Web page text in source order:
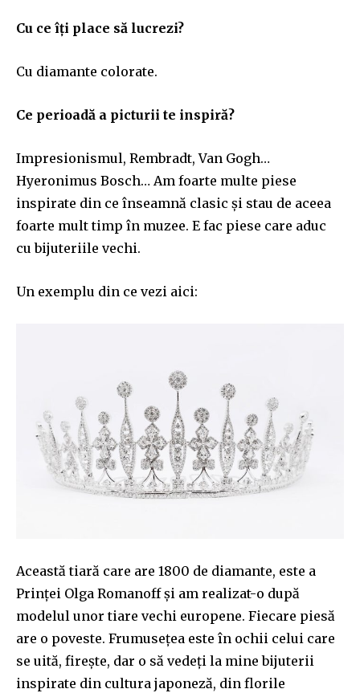
Cu ce îți place să lucrezi?
Cu diamante colorate.
Ce perioadă a picturii te inspiră?
Impresionismul, Rembradt, Van Gogh…
Hyeronimus Bosch… Am foarte multe piese
inspirate din ce înseamnă clasic și stau de aceea
foarte mult timp în muzee. E fac piese care aduc
cu bijuteriile vechi.
Un exemplu din ce vezi aici:
Această tiară care are 1800 de diamante, este a
Prinței Olga Romanoff și am realizat-o după
modelul unor tiare vechi europene. Fiecare piesă
are o poveste. Frumusețea este în ochii celui care
se uită, firește, dar o să vedeți la mine bijuterii
inspirate din cultura japoneză, din florile